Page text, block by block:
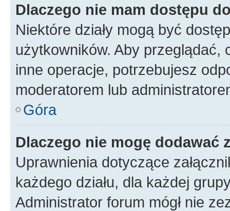
Dlaczego nie mam dostępu
Niektóre działy mogą być
użytkowników. Aby
inne operacje, potrzebujesz
moderatorem lub
Góra
Dlaczego nie mogę dodawać
Uprawnienia dotyczące
każdego działu, dla każdej
Administrator forum mógł nie